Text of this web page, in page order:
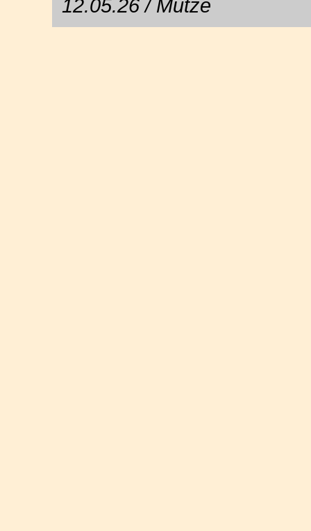
12.05.26 / Mütze